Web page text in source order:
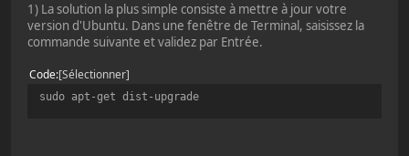
1) La solution la plus simple consiste à mettre à jour votre
version d'Ubuntu. Dans une fenêtre de Terminal, saisissez la
commande suivante et validez par Entrée.
Code Sélectionner
sudo apt-get dist-upgrade